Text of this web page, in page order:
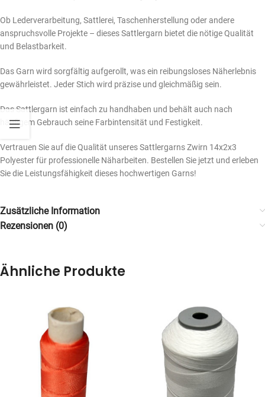
Ob Lederverarbeitung, Sattlerei, Taschenherstellung oder andere
anspruchsvolle Projekte – dieses Sattlergarn bietet die nötige Qualität
und Belastbarkeit.
Das Garn wird sorgfältig aufgerollt, was ein reibungsloses Näherlebnis
gewährleistet. Jeder Stich wird präzise und gleichmäßig sein.
Das Sattlergarn ist einfach zu handhaben und behält auch nach
häufigem Gebrauch seine Farbintensität und Festigkeit.
Vertrauen Sie auf die Qualität unseres Sattlergarns Zwirn 14x2x3
Polyester für professionelle Näharbeiten. Bestellen Sie jetzt und erleben
Sie die Leistungsfähigkeit dieses hochwertigen Garns!
Zusätzliche Information
Rezensionen (0)
Ähnliche Produkte